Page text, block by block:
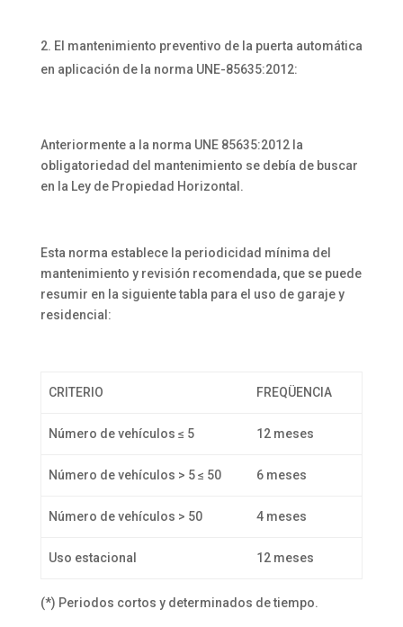
El mantenimiento preventivo de la puerta automática
en aplicación de la norma UNE-85635:2012:
Anteriormente a la norma UNE 85635:2012 la
obligatoriedad del mantenimiento se debía de buscar
en la Ley de Propiedad Horizontal.
Esta norma establece la periodicidad mínima del
mantenimiento y revisión recomendada, que se puede
resumir en la siguiente tabla para el uso de garaje y
residencial:
CRITERIO FREQÜENCIA
Número de vehículos ≤ 5 12 meses
Número de vehículos > 5 ≤ 50 6 meses
Número de vehículos > 50 4 meses
Uso estacional 12 meses
(*) Periodos cortos y determinados de tiempo.